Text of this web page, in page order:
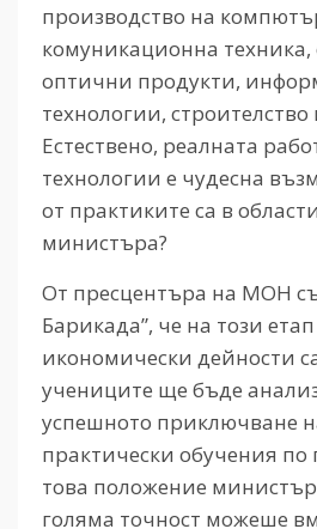
производство на
комуникационна техника,
оптични продукти,
технологии, строителство
Естествено, реалната
технологии е чудесна
от практиките са в
министъра?
От пресцентъра на МОН
Барикада”, че на този
икономически дейности
учениците ще бъде
успешното приключване
практически обучения по
това положение
голяма точност можеше